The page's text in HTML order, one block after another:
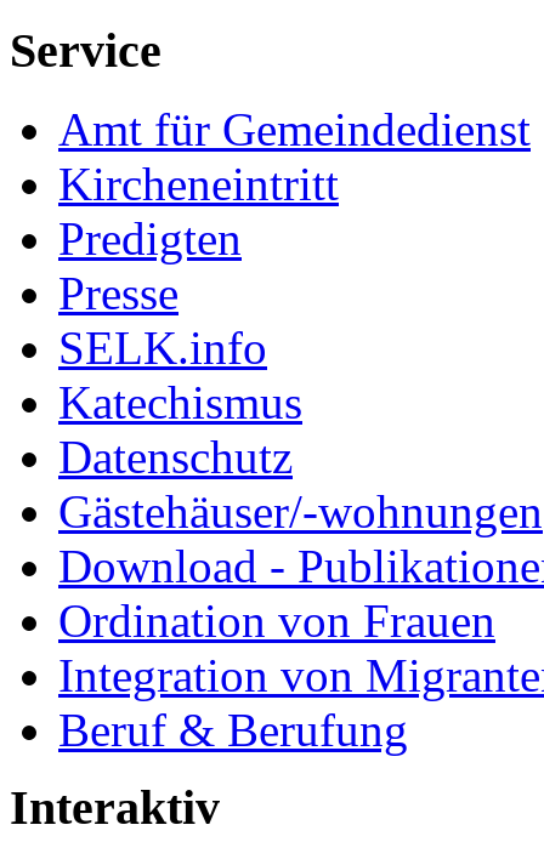
Service
Amt für Gemeindedienst
Kircheneintritt
Predigten
Presse
SELK.info
Katechismus
Datenschutz
Gästehäuser/-wohnungen
Download -
Ordination von Frauen
Integration von
Beruf & Berufung
Interaktiv